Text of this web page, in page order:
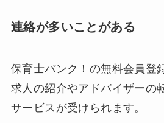
連絡が多いことがある
保育士バンク！の無料会員登
求人の紹介やアドバイザーの
サービスが受けられます。